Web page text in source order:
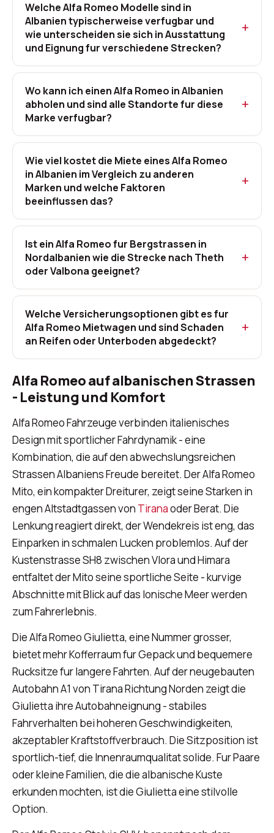
Welche Alfa Romeo Modelle sind in
Albanien typischerweise verfugbar und
wie unterscheiden sie sich in Ausstattung
und Eignung fur verschiedene Strecken?
Wo kann ich einen Alfa Romeo in Albanien
abholen und sind alle Standorte fur diese
Marke verfugbar?
Wie viel kostet die Miete eines Alfa Romeo
in Albanien im Vergleich zu anderen
Marken und welche Faktoren
beeinflussen das?
Ist ein Alfa Romeo fur Bergstrassen in
Nordalbanien wie die Strecke nach Theth
oder Valbona geeignet?
Welche Versicherungsoptionen gibt es fur
Alfa Romeo Mietwagen und sind Schaden
an Reifen oder Unterboden abgedeckt?
Alfa Romeo auf albanischen Strassen
- Leistung und Komfort
Alfa Romeo Fahrzeuge verbinden italienisches
Design mit sportlicher Fahrdynamik - eine
Kombination, die auf den abwechslungsreichen
Strassen Albaniens Freude bereitet. Der Alfa Romeo
Mito, ein kompakter Dreiturer, zeigt seine Starken in
engen Altstadtgassen von Tiranaoder Berat. Die
Lenkung reagiert direkt, der Wendekreis ist eng, das
Einparken in schmalen Lucken problemlos. Auf der
Kustenstrasse SH8 zwischen Vlora und Himara
entfaltet der Mito seine sportliche Seite - kurvige
Abschnitte mit Blick auf das Ionische Meer werden
zum Fahrerlebnis.
Die Alfa Romeo Giulietta, eine Nummer grosser,
bietet mehr Kofferraum fur Gepack und bequemere
Rucksitze fur langere Fahrten. Auf der neugebauten
Autobahn A1 von Tirana Richtung Norden zeigt die
Giulietta ihre Autobahneignung - stabiles
Fahrverhalten bei hoheren Geschwindigkeiten,
akzeptabler Kraftstoffverbrauch. Die Sitzposition ist
sportlich-tief, die Innenraumqualitat solide. Fur Paare
oder kleine Familien, die die albanische Kuste
erkunden mochten, ist die Giulietta eine stilvolle
Option.